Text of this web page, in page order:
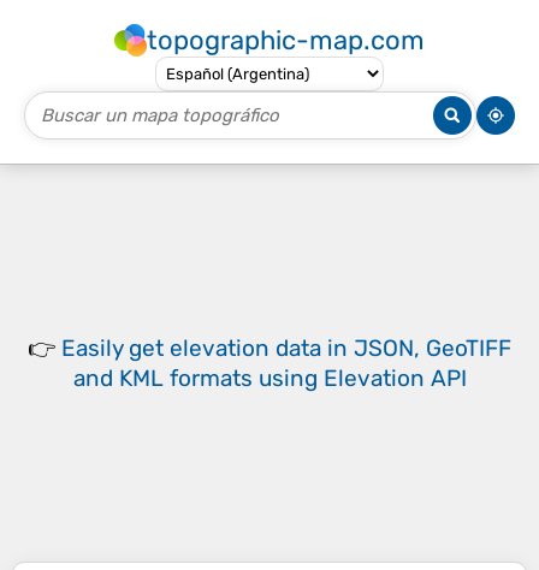
topographic-map.com
👉 Easily get elevation data in JSON, GeoTIFF
and KML formats using Elevation API